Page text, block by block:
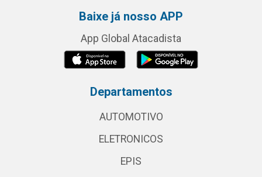
Baixe já nosso APP
App Global Atacadista
Departamentos
AUTOMOTIVO
ELETRONICOS
EPIS